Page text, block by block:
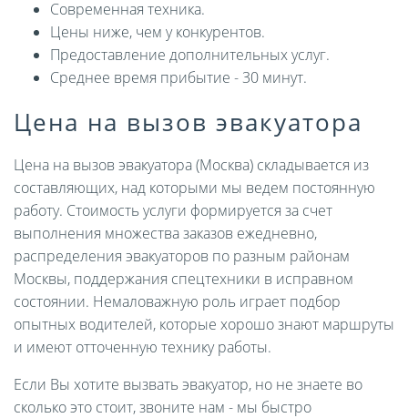
Современная техника.
Цены ниже, чем у конкурентов.
Предоставление дополнительных услуг.
Среднее время прибытие - 30 минут.
Цена на вызов эвакуатора
Цена на вызов эвакуатора (Москва) складывается из
составляющих, над которыми мы ведем постоянную
работу. Стоимость услуги формируется за счет
выполнения множества заказов ежедневно,
распределения эвакуаторов по разным районам
Москвы, поддержания спецтехники в исправном
состоянии. Немаловажную роль играет подбор
опытных водителей, которые хорошо знают маршруты
и имеют отточенную технику работы.
Если Вы хотите вызвать эвакуатор, но не знаете во
сколько это стоит, звоните нам - мы быстро